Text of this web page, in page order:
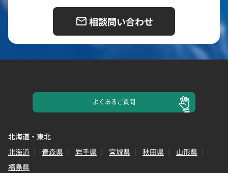
相談問い合わせ
よくあるご質問
北海道・東北
北海道
青森県 岩手県 宮城県 秋田県
山形県
福島県